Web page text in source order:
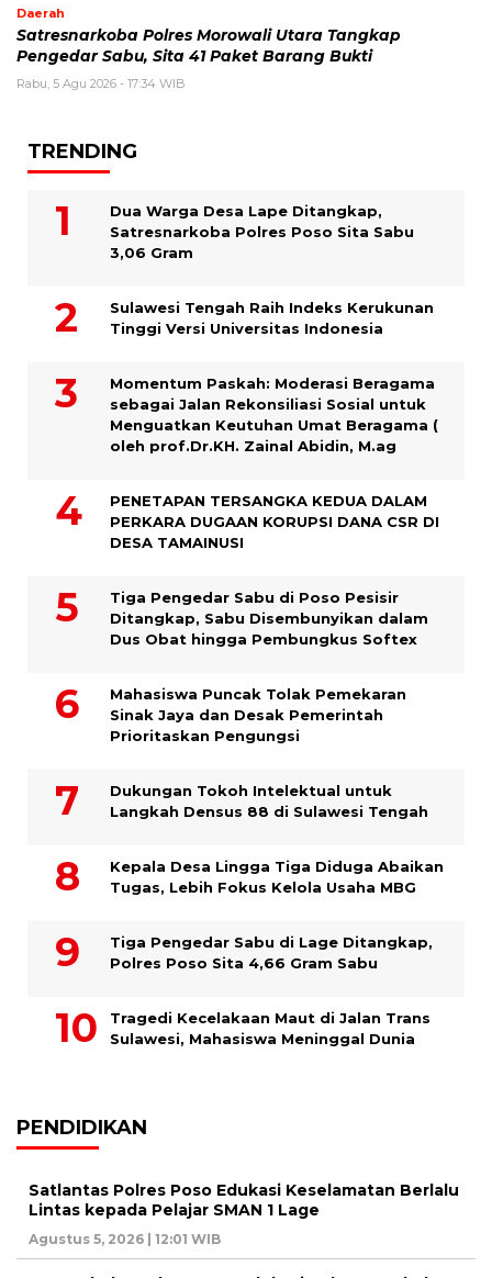
Daerah
Satresnarkoba Polres Morowali Utara Tangkap
Pengedar Sabu, Sita 41 Paket Barang Bukti
Rabu, 5 Agu 2026 - 17:34 WIB
TRENDING
Dua Warga Desa Lape Ditangkap,
Satresnarkoba Polres Poso Sita Sabu
3,06 Gram
Sulawesi Tengah Raih Indeks Kerukunan
Tinggi Versi Universitas Indonesia
Momentum Paskah: Moderasi Beragama
sebagai Jalan Rekonsiliasi Sosial untuk
Menguatkan Keutuhan Umat Beragama (
oleh prof.Dr.KH. Zainal Abidin, M.ag
PENETAPAN TERSANGKA KEDUA DALAM
PERKARA DUGAAN KORUPSI DANA CSR DI
DESA TAMAINUSI
Tiga Pengedar Sabu di Poso Pesisir
Ditangkap, Sabu Disembunyikan dalam
Dus Obat hingga Pembungkus Softex
Mahasiswa Puncak Tolak Pemekaran
Sinak Jaya dan Desak Pemerintah
Prioritaskan Pengungsi
Dukungan Tokoh Intelektual untuk
Langkah Densus 88 di Sulawesi Tengah
Kepala Desa Lingga Tiga Diduga Abaikan
Tugas, Lebih Fokus Kelola Usaha MBG
Tiga Pengedar Sabu di Lage Ditangkap,
Polres Poso Sita 4,66 Gram Sabu
Tragedi Kecelakaan Maut di Jalan Trans
Sulawesi, Mahasiswa Meninggal Dunia
PENDIDIKAN
Satlantas Polres Poso Edukasi Keselamatan Berlalu
Lintas kepada Pelajar SMAN 1 Lage
Agustus 5, 2026 | 12:01 WIB